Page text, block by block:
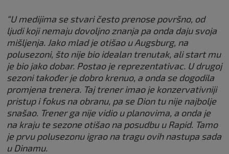
“U medijima se stvari često prenose površno, od
ljudi koji nemaju dovoljno znanja pa onda daju svoja
mišljenja. Jako mlad je otišao u Augsburg, na
polusezoni, što nije bio idealan trenutak, ali start mu
je bio jako dobar. Postao je reprezentativac. U drugoj
sezoni također je dobro krenuo, a onda se dogodila
promjena trenera. Taj trener imao je konzervativniji
pristup i fokus na obranu, pa se Dion tu nije najbolje
snašao. Trener ga nije vidio u planovima, a onda je
na kraju te sezone otišao na posudbu u Rapid. Tamo
je prvu polusezonu igrao na tragu ovih nastupa sada
u Dinamu.